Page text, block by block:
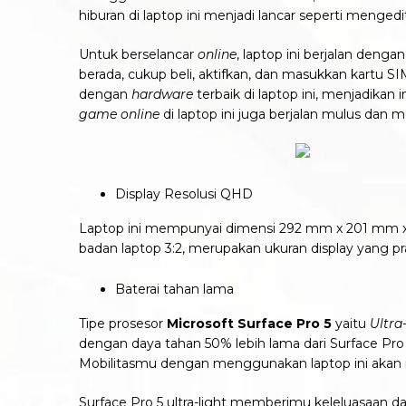
hiburan di laptop ini menjadi lancar seperti
Untuk berselancar online, laptop ini berjalan
berada, cukup beli, aktifkan, dan masukkan kartu
dengan hardware terbaik di laptop ini,
game online di laptop ini juga berjalan mulus dan
Display Resolusi QHD
Laptop ini mempunyai dimensi 292 mm x 201 mm
badan laptop 3:2, merupakan ukuran display yang
Baterai tahan lama
Tipe prosesor Microsoft Surface Pro 5 yaitu
dengan daya tahan 50% lebih lama dari Surface
Mobilitasmu dengan menggunakan laptop ini akan
Surface Pro 5 ultra-light memberimu keleluasaan